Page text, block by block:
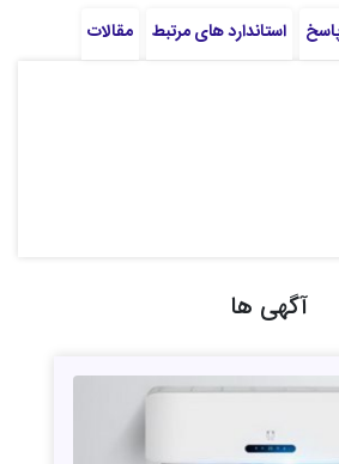
استاندارد های مرتبط مقالات
آگهی ها